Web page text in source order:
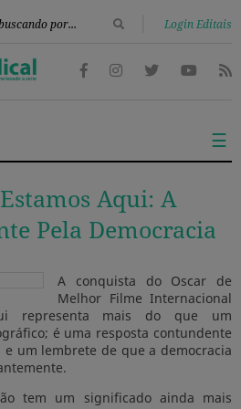
Login Editais
☰
Aqui: A
Pela Democracia
A conquista do Oscar de
Melhor Filme Internacional
representa mais do que um
é uma resposta contundente
um lembrete de que a democracia
tem um significado ainda mais